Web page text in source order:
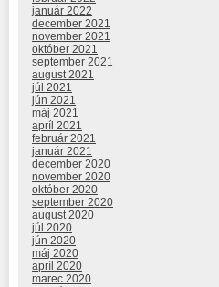
január 2022
december 2021
november 2021
október 2021
september 2021
august 2021
júl 2021
jún 2021
máj 2021
apríl 2021
február 2021
január 2021
december 2020
november 2020
október 2020
september 2020
august 2020
júl 2020
jún 2020
máj 2020
apríl 2020
marec 2020